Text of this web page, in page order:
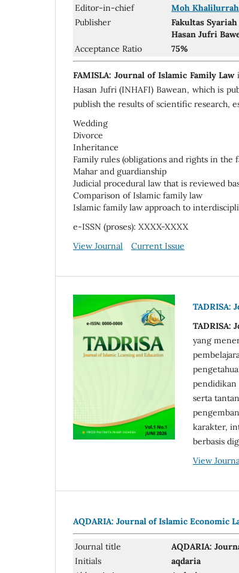
Editor-in-chief
Moh
Publisher
Fakultas
Hasan Jufri
Acceptance Ratio
75%
FAMISLA: Journal of Islamic Family Law
Hasan Jufri (INHAFI) Bawean, which is
publish the results of scientific research,
Wedding
Divorce
Inheritance
Family rules (obligations and rights in the
Mahar and guardianship
Judicial procedural law that is reviewed
Comparison of Islamic family law
Islamic family law approach to
e-ISSN (proses): XXXX-XXXX
View Journal
Current Issue
TADRISA:
TADRISA:
yang
pendidikan
serta
karakter,
berbasis
View
AQDARIA: Journal of Islamic Economic
Journal title
AQDARIA:
Initials
aqdaria